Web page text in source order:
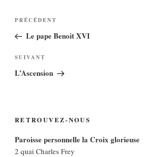
Navigation
l’article
Article
précédent
PRÉCÉDENT
Le pape Benoit XVI
Article
suivant
SUIVANT
L’Ascension
RETROUVEZ-NOUS
Paroisse personnelle la Croix glorieuse
2 quai Charles Frey